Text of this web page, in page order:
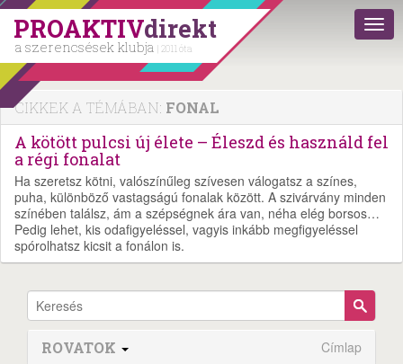
PROAKTIVdirekt
a szerencsések klubja | 2011 óta
CIKKEK A TÉMÁBAN: FONAL
A kötött pulcsi új élete – Éleszd és használd fel
a régi fonalat
Ha szeretsz kötni, valószínűleg szívesen válogatsz a színes,
puha, különböző vastagságú fonalak között. A szivárvány minden
színében találsz, ám a szépségnek ára van, néha elég borsos…
Pedig lehet, kis odafigyeléssel, vagyis inkább megfigyeléssel
spórolhatsz kicsit a fonálon is.
ROVATOK Címlap